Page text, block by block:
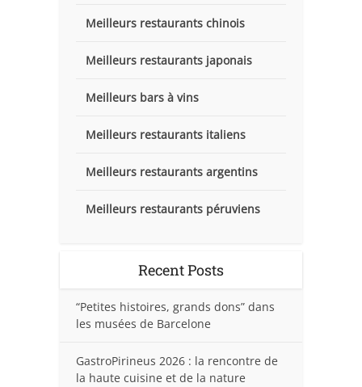
Meilleurs restaurants chinois
Meilleurs restaurants japonais
Meilleurs bars à vins
Meilleurs restaurants italiens
Meilleurs restaurants argentins
Meilleurs restaurants péruviens
Recent Posts
“Petites histoires, grands dons” dans
les musées de Barcelone
GastroPirineus 2026 : la rencontre de
la haute cuisine et de la nature